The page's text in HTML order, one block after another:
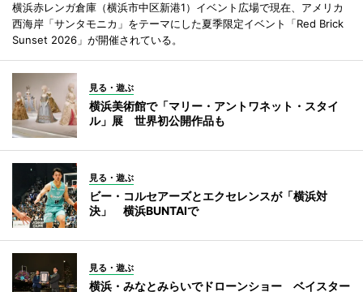
横浜赤レンガ倉庫（横浜市中区新港1）イベント広場で現在、アメリカ
西海岸「サンタモニカ」をテーマにした夏季限定イベント「Red Brick
Sunset 2026」が開催されている。
見る・遊ぶ
横浜美術館で「マリー・アントワネット・スタイ
ル」展 世界初公開作品も
見る・遊ぶ
ビー・コルセアーズとエクセレンスが「横浜対
決」 横浜BUNTAIで
見る・遊ぶ
横浜・みなとみらいでドローンショー ベイスター